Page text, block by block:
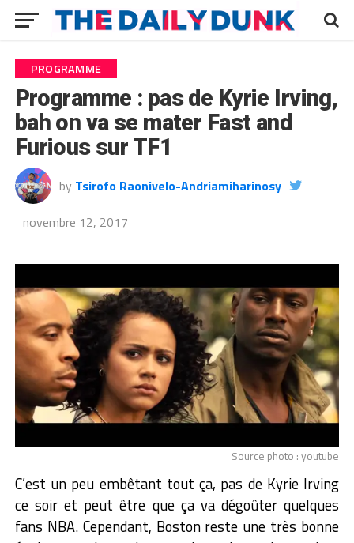
PROGRAMME
Programme : pas de Kyrie Irving,
bah on va se mater Fast and
Furious sur TF1
by Tsirofo Raonivelo-Andriamiharinosy
novembre 12, 2017
Source photo : youtube
C’est un peu embêtant tout ça, pas de Kyrie Irving
ce soir et peut être que ça va dégoûter quelques
fans NBA. Cependant, Boston reste une très bonne